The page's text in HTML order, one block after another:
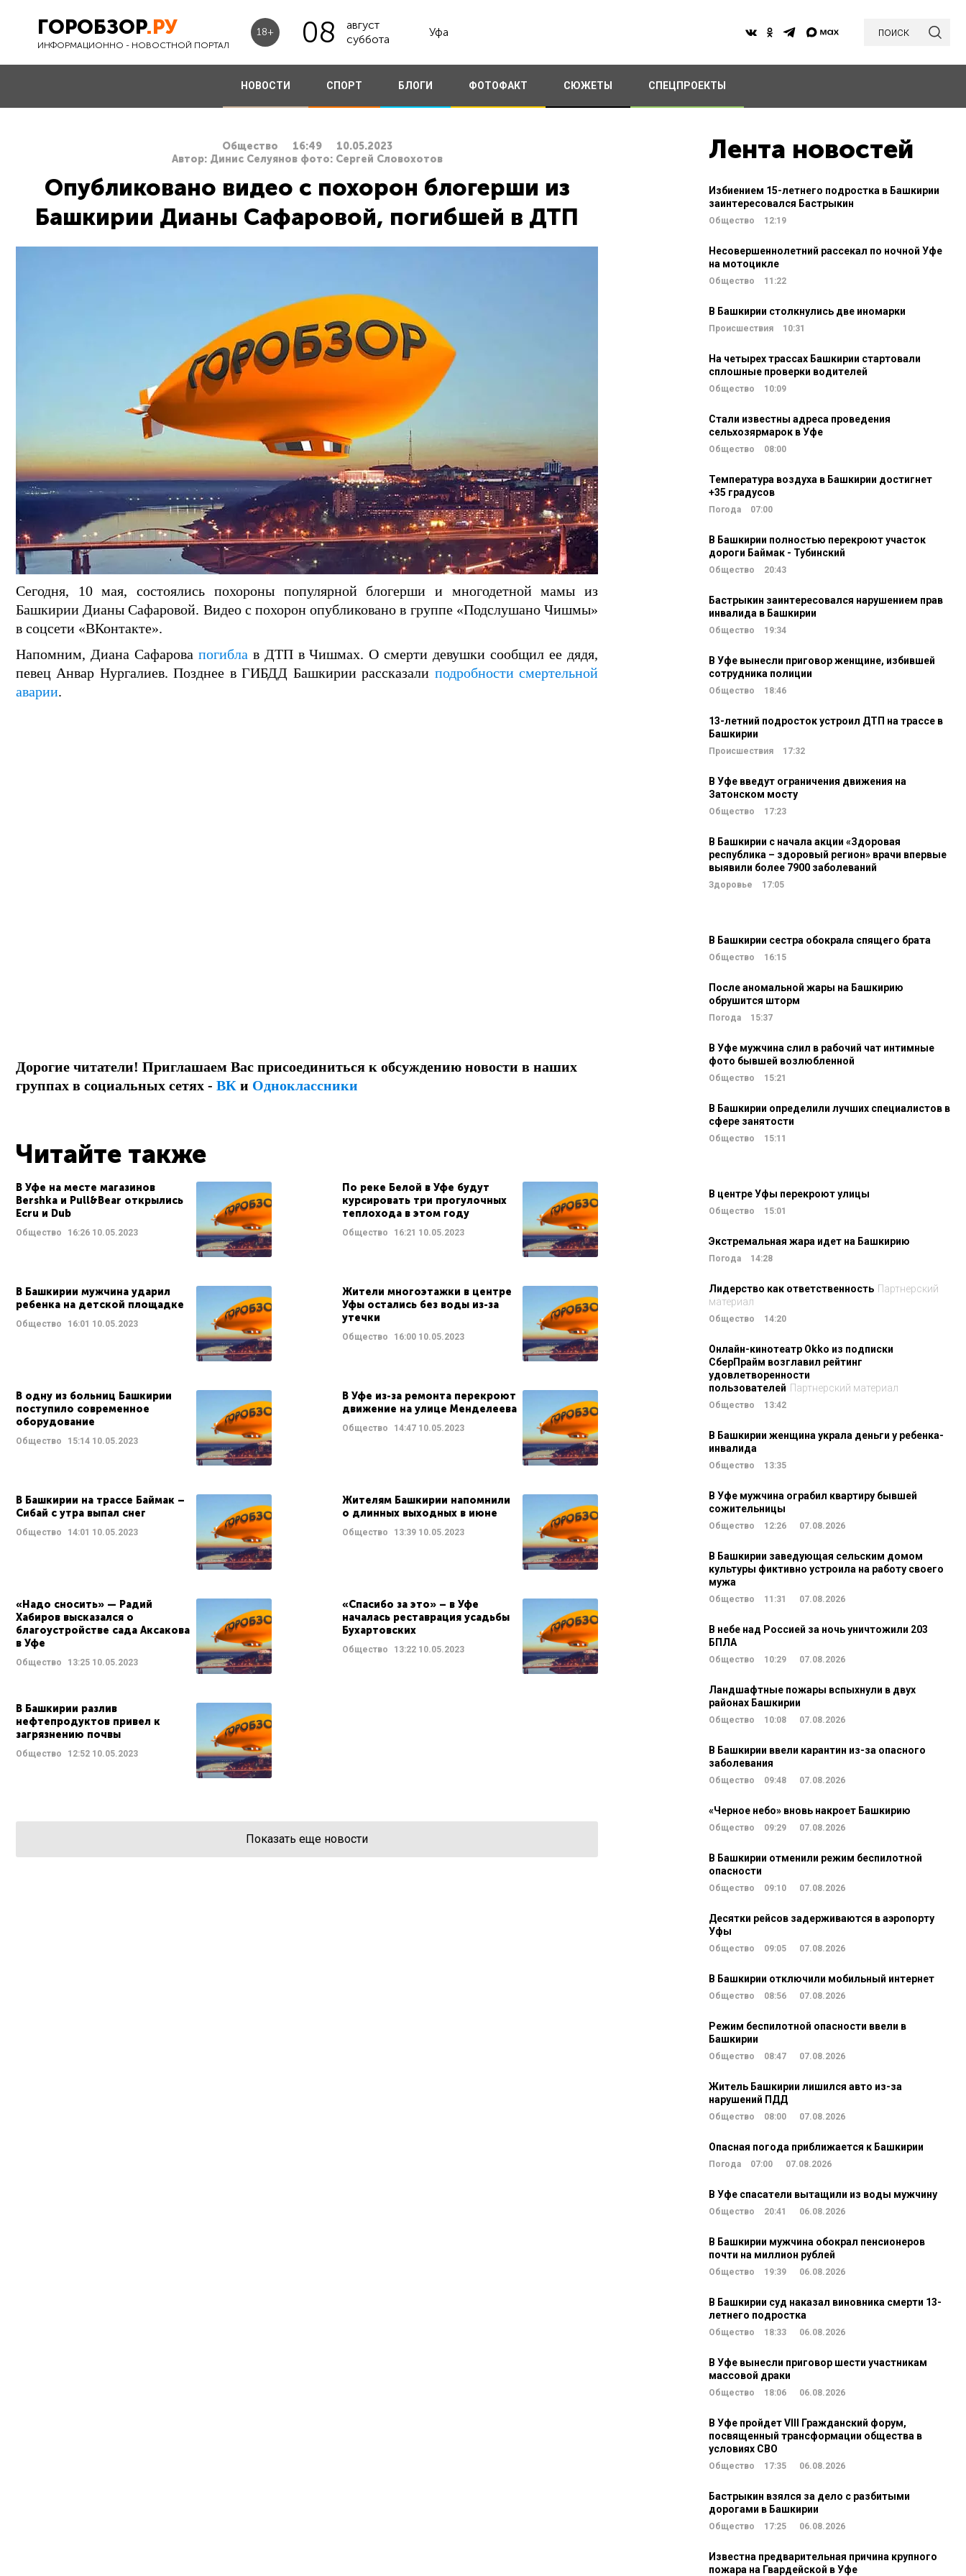
ГОРОБЗОР.РУ
ИНФОРМАЦИОННО - НОВОСТНОЙ ПОРТАЛ
18+ 08
август
суббота
Уфа поиск
НОВОСТИ СПОРТ БЛОГИ ФОТОФАКТ СЮЖЕТЫ СПЕЦПРОЕКТЫ
Общество 16:49
10.05.2023
Автор: Динис Селуянов фото: Сергей Словохотов
Опубликовано видео с похорон блогерши из
Башкирии Дианы Сафаровой, погибшей в ДТП
Сегодня, 10 мая, состоялись похороны популярной блогерши и многодетной мамы из
Башкирии Дианы Сафаровой. Видео с похорон опубликовано в группе «Подслушано Чишмы»
в соцсети «ВКонтакте».
Напомним, Диана Сафарова погибла в ДТП в Чишмах. О смерти девушки сообщил ее дядя,
певец Анвар Нургалиев. Позднее в ГИБДД Башкирии рассказали подробности смертельной
аварии.
Дорогие читатели! Приглашаем Вас присоединиться к обсуждению новости в наших
группах в социальных сетях - ВК и Одноклассники
Читайте также
В Уфе на месте магазинов
Bershka и Pull&Bear открылись
Ecru и Dub
Общество 16:26 10.05.2023
По реке Белой в Уфе будут
курсировать три прогулочных
теплохода в этом году
Общество 16:21 10.05.2023
В Башкирии мужчина ударил
ребенка на детской площадке
Общество 16:01 10.05.2023
Жители многоэтажки в центре
Уфы остались без воды из-за
утечки
Общество 16:0010.05.2023
В одну из больниц Башкирии
поступило современное
оборудование
Общество 15:14 10.05.2023
В Уфе из-за ремонта перекроют
движение на улице Менделеева
Общество 14:4710.05.2023
В Башкирии на трассе Баймак –
Сибай с утра выпал снег
Общество 14:01 10.05.2023
Жителям Башкирии напомнили
о длинных выходных в июне
Общество 13:3910.05.2023
«Надо сносить» — Радий
Хабиров высказался о
благоустройстве сада Аксакова
в Уфе
Общество 13:25 10.05.2023
«Спасибо за это» – в Уфе
началась реставрация усадьбы
Бухартовских
Общество 13:2210.05.2023
В Башкирии разлив
нефтепродуктов привел к
загрязнению почвы
Общество 12:52 10.05.2023
Показать еще новости
Лента новостей
Избиением 15-летнего подростка в Башкирии
заинтересовался Бастрыкин
Общество 12:19
Несовершеннолетний рассекал по ночной Уфе
на мотоцикле
Общество 11:22
В Башкирии столкнулись две иномарки
Происшествия 10:31
На четырех трассах Башкирии стартовали
сплошные проверки водителей
Общество 10:09
Стали известны адреса проведения
сельхозярмарок в Уфе
Общество 08:00
Температура воздуха в Башкирии достигнет
+35 градусов
Погода 07:00
В Башкирии полностью перекроют участок
дороги Баймак - Тубинский
Общество 20:43
Бастрыкин заинтересовался нарушением прав
инвалида в Башкирии
Общество 19:34
В Уфе вынесли приговор женщине, избившей
сотрудника полиции
Общество 18:46
13-летний подросток устроил ДТП на трассе в
Башкирии
Происшествия 17:32
В Уфе введут ограничения движения на
Затонском мосту
Общество 17:23
В Башкирии с начала акции «Здоровая
республика – здоровый регион» врачи впервые
выявили более 7900 заболеваний
Здоровье 17:05
В Башкирии сестра обокрала спящего брата
Общество 16:15
После аномальной жары на Башкирию
обрушится шторм
Погода 15:37
В Уфе мужчина слил в рабочий чат интимные
фото бывшей возлюбленной
Общество 15:21
В Башкирии определили лучших специалистов в
сфере занятости
Общество 15:11
В центре Уфы перекроют улицы
Общество 15:01
Экстремальная жара идет на Башкирию
Погода 14:28
Лидерство как ответственность Партнерский
материал
Общество 14:20
Онлайн-кинотеатр Okko из подписки
СберПрайм возглавил рейтинг
удовлетворенности
пользователей Партнерский материал
Общество 13:42
В Башкирии женщина украла деньги у ребенка-
инвалида
Общество 13:35
В Уфе мужчина ограбил квартиру бывшей
сожительницы
Общество 12:26 07.08.2026
В Башкирии заведующая сельским домом
культуры фиктивно устроила на работу своего
мужа
Общество 11:31 07.08.2026
В небе над Россией за ночь уничтожили 203
БПЛА
Общество 10:29 07.08.2026
Ландшафтные пожары вспыхнули в двух
районах Башкирии
Общество 10:08 07.08.2026
В Башкирии ввели карантин из-за опасного
заболевания
Общество 09:48 07.08.2026
«Черное небо» вновь накроет Башкирию
Общество 09:29 07.08.2026
В Башкирии отменили режим беспилотной
опасности
Общество 09:10 07.08.2026
Десятки рейсов задерживаются в аэропорту
Уфы
Общество 09:05 07.08.2026
В Башкирии отключили мобильный интернет
Общество 08:56 07.08.2026
Режим беспилотной опасности ввели в
Башкирии
Общество 08:47 07.08.2026
Житель Башкирии лишился авто из-за
нарушений ПДД
Общество 08:00 07.08.2026
Опасная погода приближается к Башкирии
Погода 07:00 07.08.2026
В Уфе спасатели вытащили из воды мужчину
Общество 20:41 06.08.2026
В Башкирии мужчина обокрал пенсионеров
почти на миллион рублей
Общество 19:39 06.08.2026
В Башкирии суд наказал виновника смерти 13-
летнего подростка
Общество 18:33 06.08.2026
В Уфе вынесли приговор шести участникам
массовой драки
Общество 18:06 06.08.2026
В Уфе пройдет VIII Гражданский форум,
посвященный трансформации общества в
условиях СВО
Общество 17:35 06.08.2026
Бастрыкин взялся за дело с разбитыми
дорогами в Башкирии
Общество 17:25 06.08.2026
Известна предварительная причина крупного
пожара на Гвардейской в Уфе